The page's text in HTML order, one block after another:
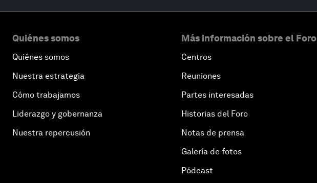
Quiénes somos
Quiénes somos
Nuestra estrategia
Cómo trabajamos
Liderazgo y gobernanza
Nuestra repercusión
Más información sobre el Foro
Centros
Reuniones
Partes interesadas
Historias del Foro
Notas de prensa
Galería de fotos
Pódcast